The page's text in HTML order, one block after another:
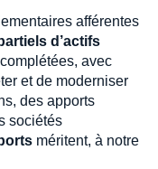
afférentes
d’actifs
avec
et de moderniser
des apports
sociétés
méritent, à notre